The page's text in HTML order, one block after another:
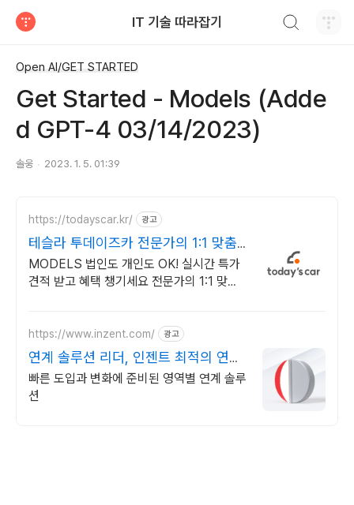
IT 기술 따라잡기
Open AI/GET STARTED
Get Started - Models (Adde
d GPT-4 03/14/2023)
솔웅 2023. 1. 5. 01:39
https://todayscar.kr/ 광고
테슬라 투데이즈카 전문가의 1:1 맞춤
컨설팅
MODELS 법인도 개인도 OK! 실시간 특가
견적 받고 혜택 챙기세요 전문가의 1:1 맞춤
https://www.inzent.com/ 광고
연계 솔루션 리더, 인젠트 최적의 연계
아키텍처
빠른 도입과 변화에 준비된 영역별 연계 솔루
션